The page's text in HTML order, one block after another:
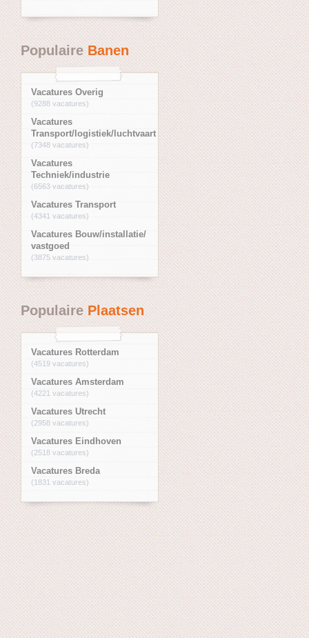
PopulaireBanen
Vacatures Overig
(9288 vacatures)
Vacatures
Transport/logistiek/luchtvaart
(7348 vacatures)
Vacatures
Techniek/industrie
(6563 vacatures)
Vacatures Transport
(4341 vacatures)
Vacatures Bouw/installatie/
vastgoed
(3875 vacatures)
PopulairePlaatsen
Vacatures Rotterdam
(4519 vacatures)
Vacatures Amsterdam
(4221 vacatures)
Vacatures Utrecht
(2958 vacatures)
Vacatures Eindhoven
(2518 vacatures)
Vacatures Breda
(1831 vacatures)